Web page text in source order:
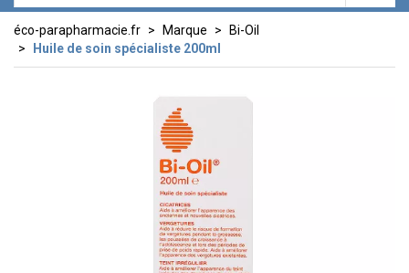
éco-parapharmacie.fr Marque
Bi-Oil
Huile de soin spécialiste 200ml